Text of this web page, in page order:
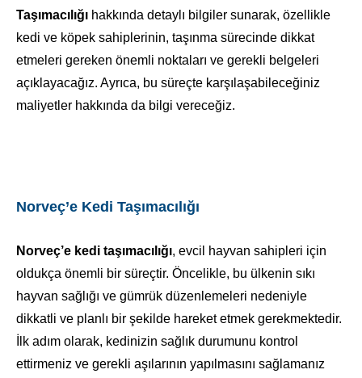
Taşımacılığı hakkında detaylı bilgiler sunarak, özellikle
kedi ve köpek sahiplerinin, taşınma sürecinde dikkat
etmeleri gereken önemli noktaları ve gerekli belgeleri
açıklayacağız. Ayrıca, bu süreçte karşılaşabileceğiniz
maliyetler hakkında da bilgi vereceğiz.
Norveç’e Kedi Taşımacılığı
Norveç’e kedi taşımacılığı, evcil hayvan sahipleri için
oldukça önemli bir süreçtir. Öncelikle, bu ülkenin sıkı
hayvan sağlığı ve gümrük düzenlemeleri nedeniyle
dikkatli ve planlı bir şekilde hareket etmek gerekmektedir.
İlk adım olarak, kedinizin sağlık durumunu kontrol
ettirmeniz ve gerekli aşılarının yapılmasını sağlamanız